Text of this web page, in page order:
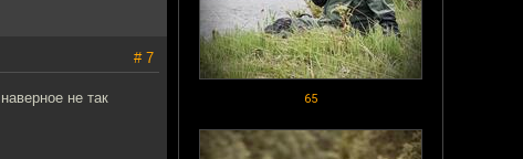
65
# 7
не так